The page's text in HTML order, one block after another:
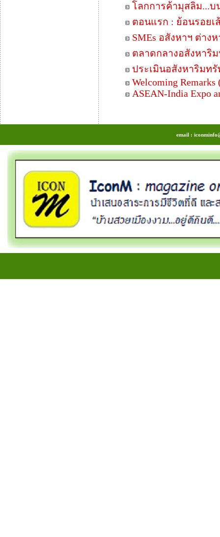
โลกการค้ามุสลิม...บ
ตอนแรก : ย้อนรอยเ
SMEs อสังหาฯ ต่าง
ตลาดกลางอสังหาริ
ประเมินอสังหาริมท
Welcoming
ASEAN-India Expo
email :